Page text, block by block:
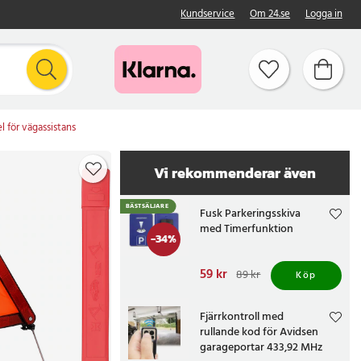
Kundservice Om 24.se Logga in
för vägassistans
Vi rekommenderar även
-34%
BÄSTSÄLJARE
Fusk Parkeringsskiva
med Timerfunktion
Nuvarande pris
Tidigare pris 89 kr
59 kr 89 kr Köp
Fjärrkontroll med
rullande kod för Avidsen
garageportar 433,92 MHz